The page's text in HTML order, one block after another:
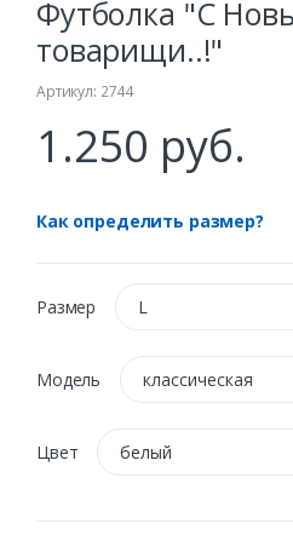
Футболка "С
товарищи..!"
Артикул: 2744
1.250 руб.
Как определить размер?
Размер L
Модель классическая
Цвет белый